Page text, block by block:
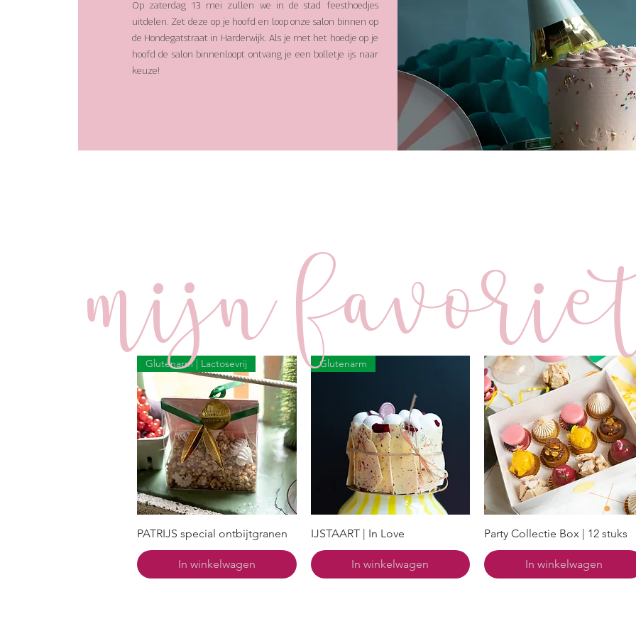
Op zaterdag 13 mei zullen we in de stad feesthoedjes
uitdelen. Zet deze op je hoofd en loop onze salon binnen op
de Hondegatstraat in Harderwijk. Als je met het hoedje op je
hoofd de salon binnenloopt ontvang je een bolletje ijs naar
keuze!
Glutenarm | Lactosevrij
PATRIJS special ontbijtgranen
In winkelwagen
Glutenarm
IJSTAART | In Love
In winkelwagen
Party Collectie Box | 12 stuks
In winkelwagen
Mijn